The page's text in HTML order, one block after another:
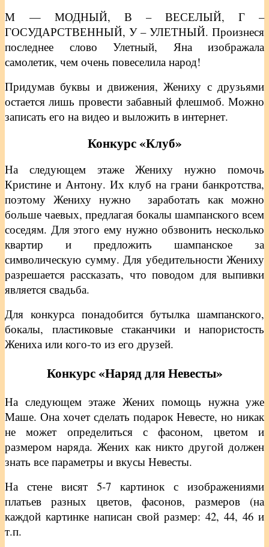
М — МОДНЫЙ, В – ВЕСЕЛЫЙ, Г –
ГОСУДАРСТВЕННЫЙ, У – УЛЕТНЫЙ. Произнеся
последнее слово Улетный, Яна изображала
самолетик, чем очень повеселила народ!
Придумав буквы и движения, Жениху с друзьями
остается лишь провести забавный флешмоб. Можно
записать его на видео и выложить в интернет.
Конкурс «Клуб»
На следующем этаже Жениху нужно помочь
Кристине и Антону. Их клуб на грани банкротства,
поэтому Жениху нужно заработать как можно
больше чаевых, предлагая бокалы шампанского всем
соседям. Для этого ему нужно обзвонить несколько
квартир и предложить шампанское за
символическую сумму. Для убедительности Жениху
разрешается рассказать, что поводом для выпивки
является свадьба.
Для конкурса понадобится бутылка шампанского,
бокалы, пластиковые стаканчики и напористость
Жениха или кого-то из его друзей.
Конкурс «Наряд для Невесты»
На следующем этаже Жених помощь нужна уже
Маше. Она хочет сделать подарок Невесте, но никак
не может определиться с фасоном, цветом и
размером наряда. Жених как никто другой должен
знать все параметры и вкусы Невесты.
На стене висят 5-7 картинок с изображениями
платьев разных цветов, фасонов, размеров (на
каждой картинке написан свой размер: 42, 44, 46 и
т.п.